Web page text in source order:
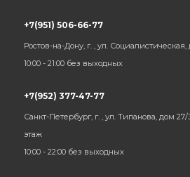
+7(951) 506-66-77
Ростов-на-Дону, г. , ул. Социалистическая,
10:00 - 21:00 без выходных
+7(952) 377-47-77
Санкт-Петербург, г. , ул. Типанова, дом
этаж
10:00 - 22:00 без выходных